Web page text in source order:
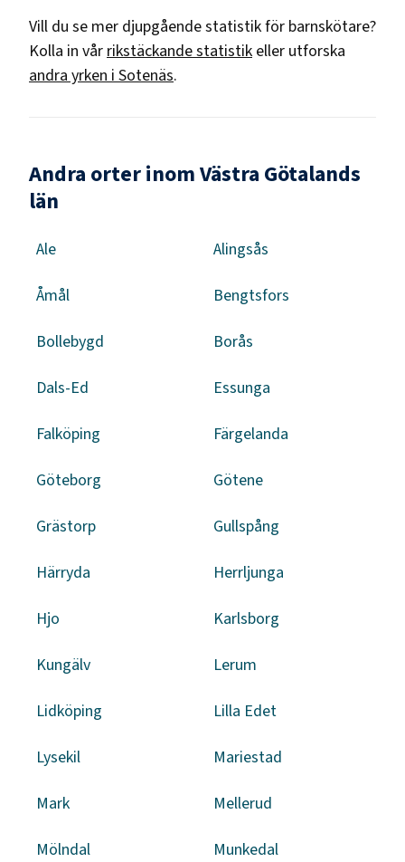
Vill du se mer djupgående statistik för barnskötare?
Kolla in vår rikstäckande statistik eller utforska
andra yrken i Sotenäs.
Andra orter inom Västra Götalands
län
Ale Alingsås
Åmål Bengtsfors
Bollebygd Borås
Dals-Ed Essunga
Falköping Färgelanda
Göteborg Götene
Grästorp Gullspång
Härryda Herrljunga
Hjo Karlsborg
Kungälv Lerum
Lidköping Lilla Edet
Lysekil Mariestad
Mark Mellerud
Mölndal Munkedal